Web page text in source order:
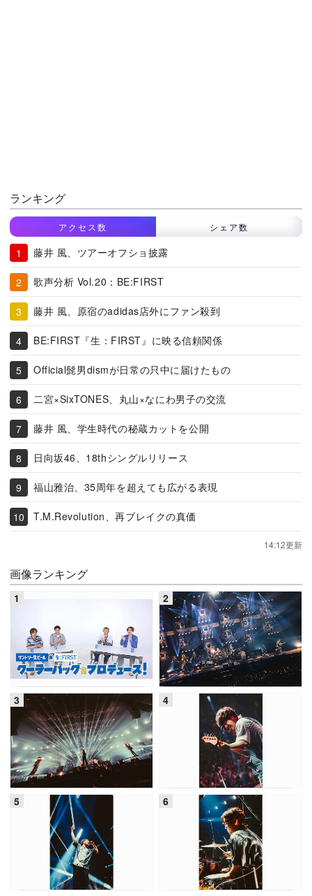
ランキング
アクセス数 シェア数
藤井 風、ツアーオフショ披露
歌声分析 Vol.20：BE:FIRST
藤井 風、原宿のadidas店外にファン殺到
BE:FIRST『生：FIRST』に映る信頼関係
Official髭男dismが日常の只中に届けたもの
二宮×SixTONES、丸山×なにわ男子の交流
藤井 風、学生時代の秘蔵カットを公開
日向坂46、18thシングルリリース
福山雅治、35周年を超えても広がる表現
T.M.Revolution、再ブレイクの真価
14:12更新
画像ランキング